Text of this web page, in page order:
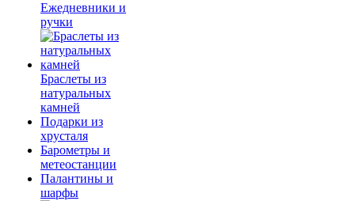
Ежедневники и
ручки
Браслеты из
натуральных
камней
Подарки из
хрусталя
Барометры и
метеостанции
Палантины и
шарфы